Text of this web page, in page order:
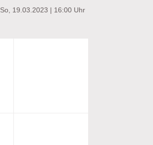
So, 19.03.2023 | 16:00 Uhr